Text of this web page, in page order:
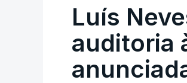
Luís
auditoria